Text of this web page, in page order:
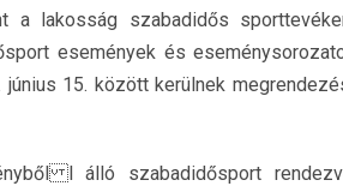
a lakosság szabadidős
események és
június 15. között kerülnek
l álló szabadidősport